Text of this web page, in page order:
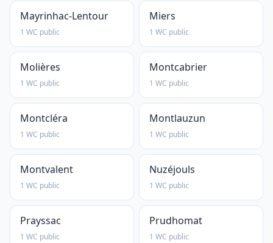
Mayrinhac-Lentour
1 WC public
Miers
1 WC public
Molières
1 WC public
Montcabrier
1 WC public
Montcléra
1 WC public
Montlauzun
1 WC public
Montvalent
1 WC public
Nuzéjouls
1 WC public
Prayssac
1 WC public
Prudhomat
1 WC public